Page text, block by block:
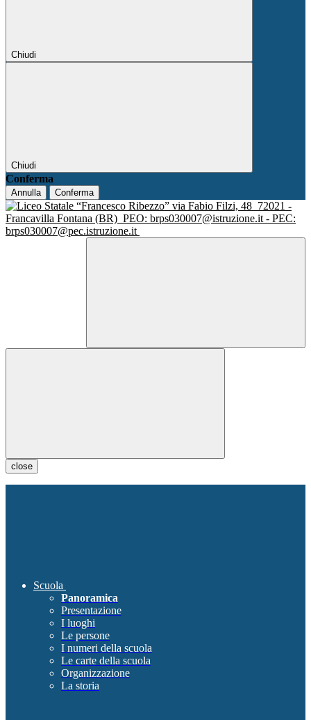
Chiudi
Chiudi
Conferma
Annulla Conferma
via Fabio Filzi, 48 72021 -
Francavilla Fontana (BR) PEO: brps030007@istruzione.it - PEC:
brps030007@pec.istruzione.it
close
Scuola
Panoramica
Presentazione
I luoghi
Le persone
I numeri della scuola
Le carte della scuola
Organizzazione
La storia